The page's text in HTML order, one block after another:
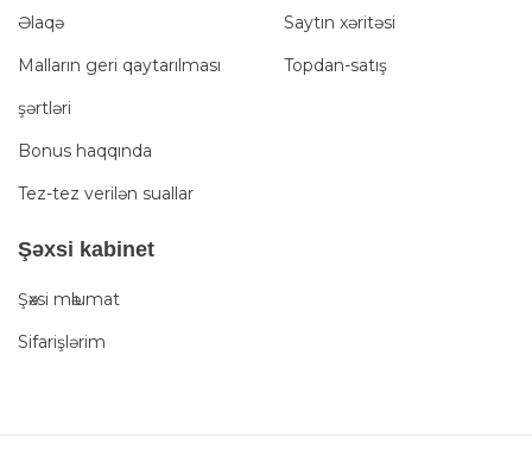
Əlaqə
Malların geri qaytarılması
şərtləri
Bonus haqqında
Tez-tez verilən suallar
Saytın xəritəsi
Topdan-satış
Şәxsi kabinet
Şәxsi mәlumat
Sifarişlərim